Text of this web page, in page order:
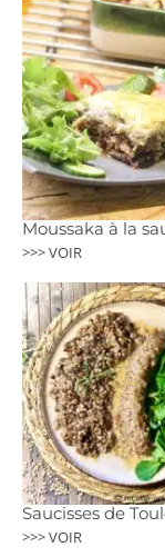
Moussaka à la
>>> VOIR
Saucisses de
>>> VOIR